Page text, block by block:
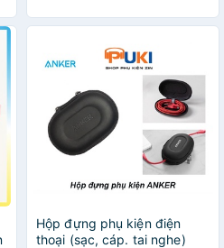
Hộp đựng phụ kiện điện
thoại (sạc, cáp. tai nghe)